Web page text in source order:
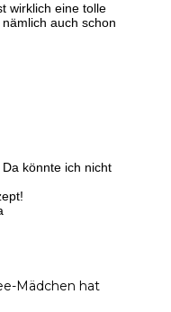
wirklich eine tolle
auch schon
könnte ich nicht
Mädchen hat